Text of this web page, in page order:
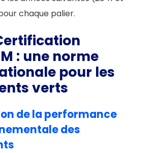
chaque palier.
: une norme
pour les
verts
de la performance
des